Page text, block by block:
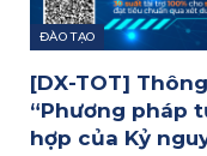
ĐÀO TẠO
[DX-TOT]
“Phương pháp
hợp của Kỷ